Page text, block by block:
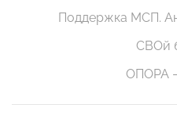
Поддержка МСП.
СВОй
ОПОРА